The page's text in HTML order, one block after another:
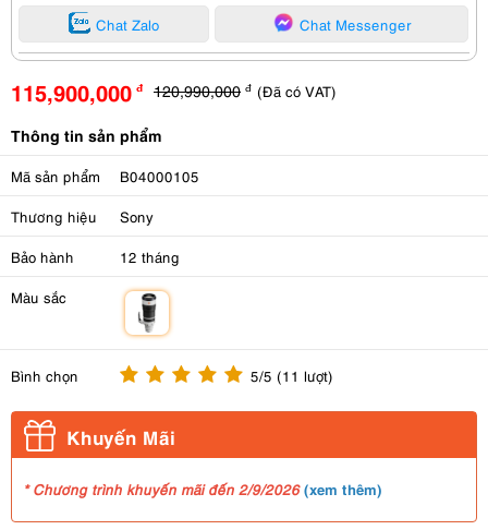
Chat Zalo Chat Messenger
115,900,000 đ 120,990,000 đ (Đã có VAT)
Thông tin sản phẩm
Mã sản phẩm B04000105
Thương hiệu Sony
Bảo hành 12 tháng
Màu sắc
Bình chọn 5/5 (11 lượt)
Khuyến Mãi
* Chương trình khuyến mãi đến 2/9/2026(xem thêm)